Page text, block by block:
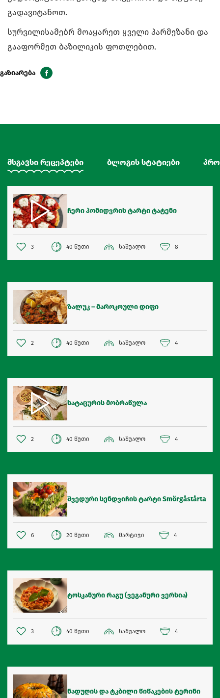
გადავიტანოთ.
სურვილისამებრ მოაყარეთ ყველი პარმეზანი და
გააფორმეთ ბაზილიკის ფოთლებით.
გაზიარება
მსგავსი რეცეპტები ბლოგის სტატიები
ჩერი პომიდვრის ტარტი ტატენი
3 40 წუთი საშუალო 8
ზალუკ – მაროკოული დიფი
2 40 წუთი საშუალო 4
სატაცურის მობრაწულა
2 40 წუთი საშუალო 4
შვედური სენდვიჩის ტარტი Smörgåstårta
6 20 წუთი მარტივი 4
ტოსკანური რაგუ (ვეგანური ვერსია)
3 40 წუთი საშუალო 4
ნადუღის და ტკბილი წიწაკების ტერინი